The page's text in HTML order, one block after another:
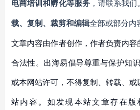
电商培训和孵化等服务，请联系我们
载、复制、裁剪和编辑全部或部分内
文章内容由作者创作，作者负责内
合法性。出海易倡导尊重与保护知
或本网站许可，不得复制、转载、
站内容。如发现本站文章存在版